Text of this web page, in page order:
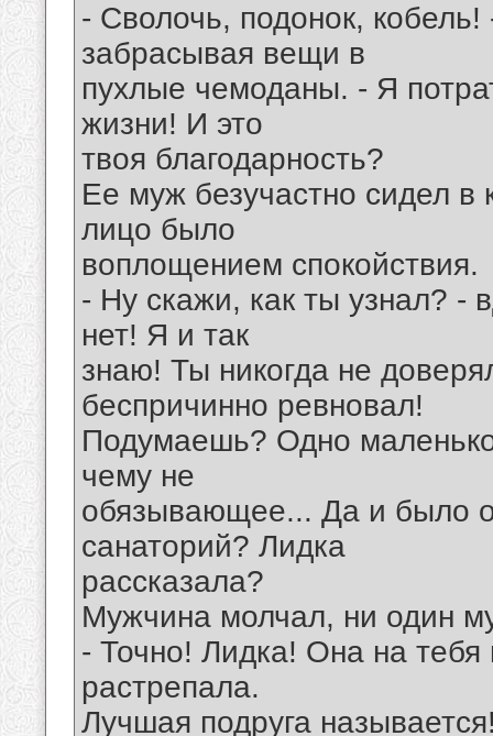
- Сволочь, подонок,
забрасывая вещи в
пухлые чемоданы. - Я
жизни! И это
твоя благодарность?
Ее муж безучастно сидел в
лицо было
воплощением спокойствия.
- Ну скажи, как ты узнал? -
нет! Я и так
знаю! Ты никогда не
беспричинно ревновал!
Подумаешь? Одно
чему не
обязывающее... Да и было
санаторий? Лидка
рассказала?
Мужчина молчал, ни один
- Точно! Лидка! Она на тебя
растрепала.
Лучшая подруга